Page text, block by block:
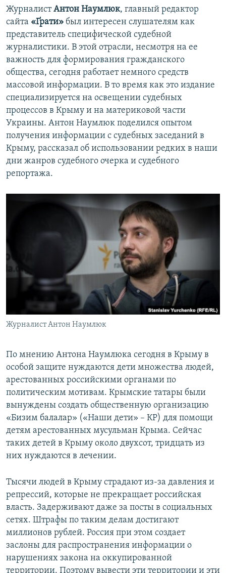
ЖурналистАнтон Наумлюк, главный редактор
сайта «Ґрати» был интересен слушателям как
представитель специфической судебной
журналистики. В этой отрасли, несмотря на ее
важность для формирования гражданского
общества, сегодня работает немного средств
массовой информации. В то время как это издание
специализируется на освещении судебных
процессов в Крыму и на материковой части
Украины. Антон Наумлюк поделился опытом
получения информации с судебных заседаний в
Крыму, рассказал об использовании редких в наши
дни жанров судебного очерка и судебного
репортажа.
Журналист Антон Наумлюк
По мнению Антона Наумлюка сегодня в Крыму в
особой защите нуждаются дети множества людей,
арестованных российскими органами по
политическим мотивам. Крымские татары были
вынуждены создать общественную организацию
«Бизим балалар» («Наши дети» – КР) для помощи
детям арестованных мусульман Крыма. Сейчас
таких детей в Крыму около двухсот, тридцать из
них нуждаются в лечении.
Тысячи людей в Крыму страдают из-за давления и
репрессий, которые не прекращает российская
власть. Задерживают даже за посты в социальных
сетях. Штрафы по таким делам достигают
миллионов рублей. Россия при этом создает
заслоны для распространения информации о
нарушениях закона на оккупированной
территории. Поэтому вывести эти территории и эти